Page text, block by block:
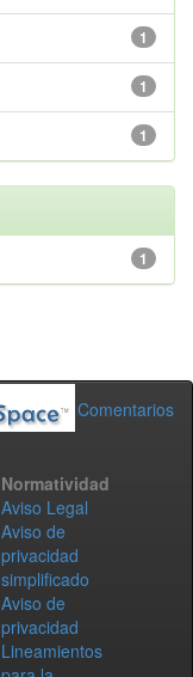
1
1
1
1
Comentarios
Normatividad
Aviso Legal
Aviso de
privacidad
simplificado
Aviso de
privacidad
Lineamientos